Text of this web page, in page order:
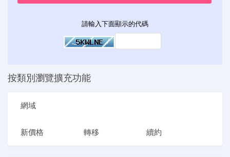
請輸入下面顯示的代碼
按類別瀏覽擴充功能
網域
新價格 轉移 續約